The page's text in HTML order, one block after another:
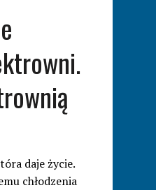
daje życie.
chłodzenia